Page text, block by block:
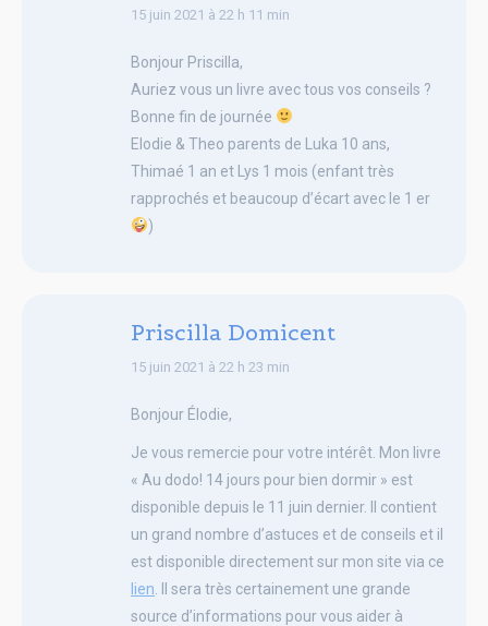
says:
15 juin 2021 à 22 h 11 min
Bonjour Priscilla,
Auriez vous un livre avec tous vos conseils ?
Bonne fin de journée
Elodie & Theo parents de Luka 10 ans,
Thimaé 1 an et Lys 1 mois (enfant très
rapprochés et beaucoup d’écart avec le 1 er
)
Priscilla Domicent
says:
15 juin 2021 à 22 h 23 min
Bonjour Élodie,
Je vous remercie pour votre intérêt. Mon livre
« Au dodo! 14 jours pour bien dormir » est
disponible depuis le 11 juin dernier. Il contient
un grand nombre d’astuces et de conseils et il
est disponible directement sur mon site via ce
lien . Il sera très certainement une grande
source d’informations pour vous aider à